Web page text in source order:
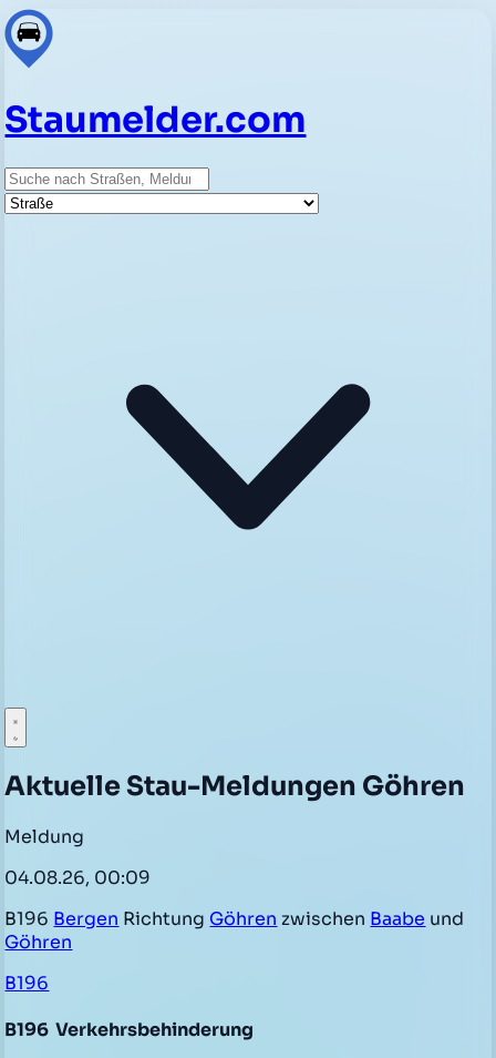
Staumelder.com
Suche
Straße
Aktuelle Stau-Meldungen Göhren
Meldung
04.08.26, 00:09
B196 Bergen Richtung Göhren zwischen Baabe und
Göhren
B196
B196 Verkehrsbehinderung